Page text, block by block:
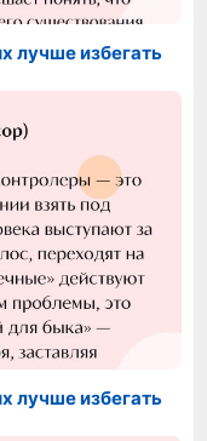
лучше избегать
лучше избегать